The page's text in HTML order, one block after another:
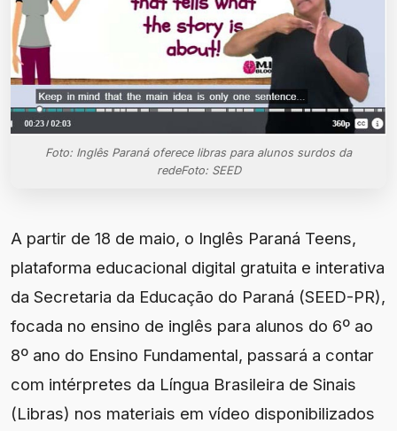
Foto: Inglês Paraná oferece libras para alunos surdos da
redeFoto: SEED
A partir de 18 de maio, o Inglês Paraná Teens,
plataforma educacional digital gratuita e interativa
da Secretaria da Educação do Paraná (SEED-PR),
focada no ensino de inglês para alunos do 6º ao
8º ano do Ensino Fundamental, passará a contar
com intérpretes da Língua Brasileira de Sinais
(Libras) nos materiais em vídeo disponibilizados